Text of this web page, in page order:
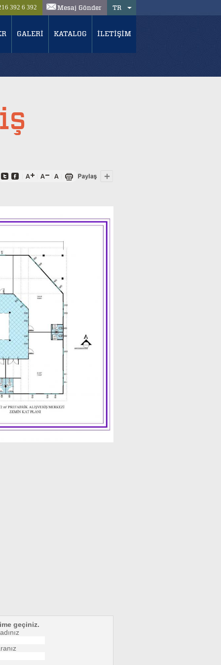
392 6 392 Mesaj Gönder TR
GALERİ KATALOG İLETİŞİM
geçiniz.